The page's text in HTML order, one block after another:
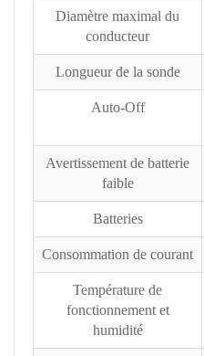
Diamètre maximal du
conducteur
Longueur de la sonde
Auto-Off
Avertissement de batterie
faible
Batteries
Consommation de courant
Température de
fonctionnement et
humidité